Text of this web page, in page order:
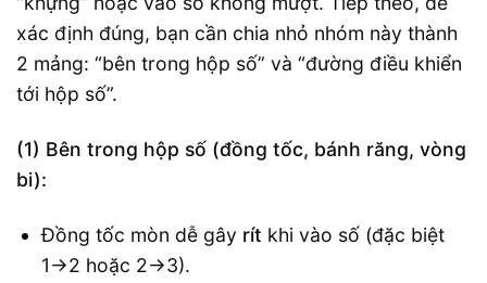
xác định đúng, bạn cần chia nhỏ nhóm này thành
2 mảng: “bên trong hộp số” và “đường điều khiển
tới hộp số”.
(1) Bên trong hộp số (đồng tốc, bánh răng, vòng
bi):
Đồng tốc mòn dễ gây rít khi vào số (đặc biệt
1→2 hoặc 2→3).